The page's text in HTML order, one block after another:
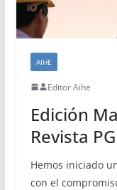
AIHE
Editor Aihe
Edición
Revista
Hemos iniciado
con el